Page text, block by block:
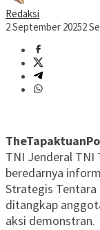
Redaksi
2 September 20252
TNI Jenderal TNI
beredarnya
Strategis Tentara
ditangkap
aksi demonstran.